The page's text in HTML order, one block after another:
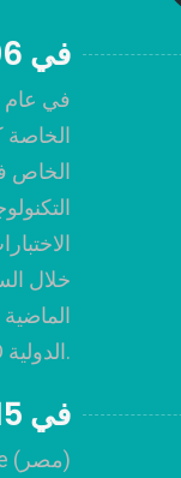
في 2006
الخاص
لمعايير ISO و MID الدولية.
في 2015